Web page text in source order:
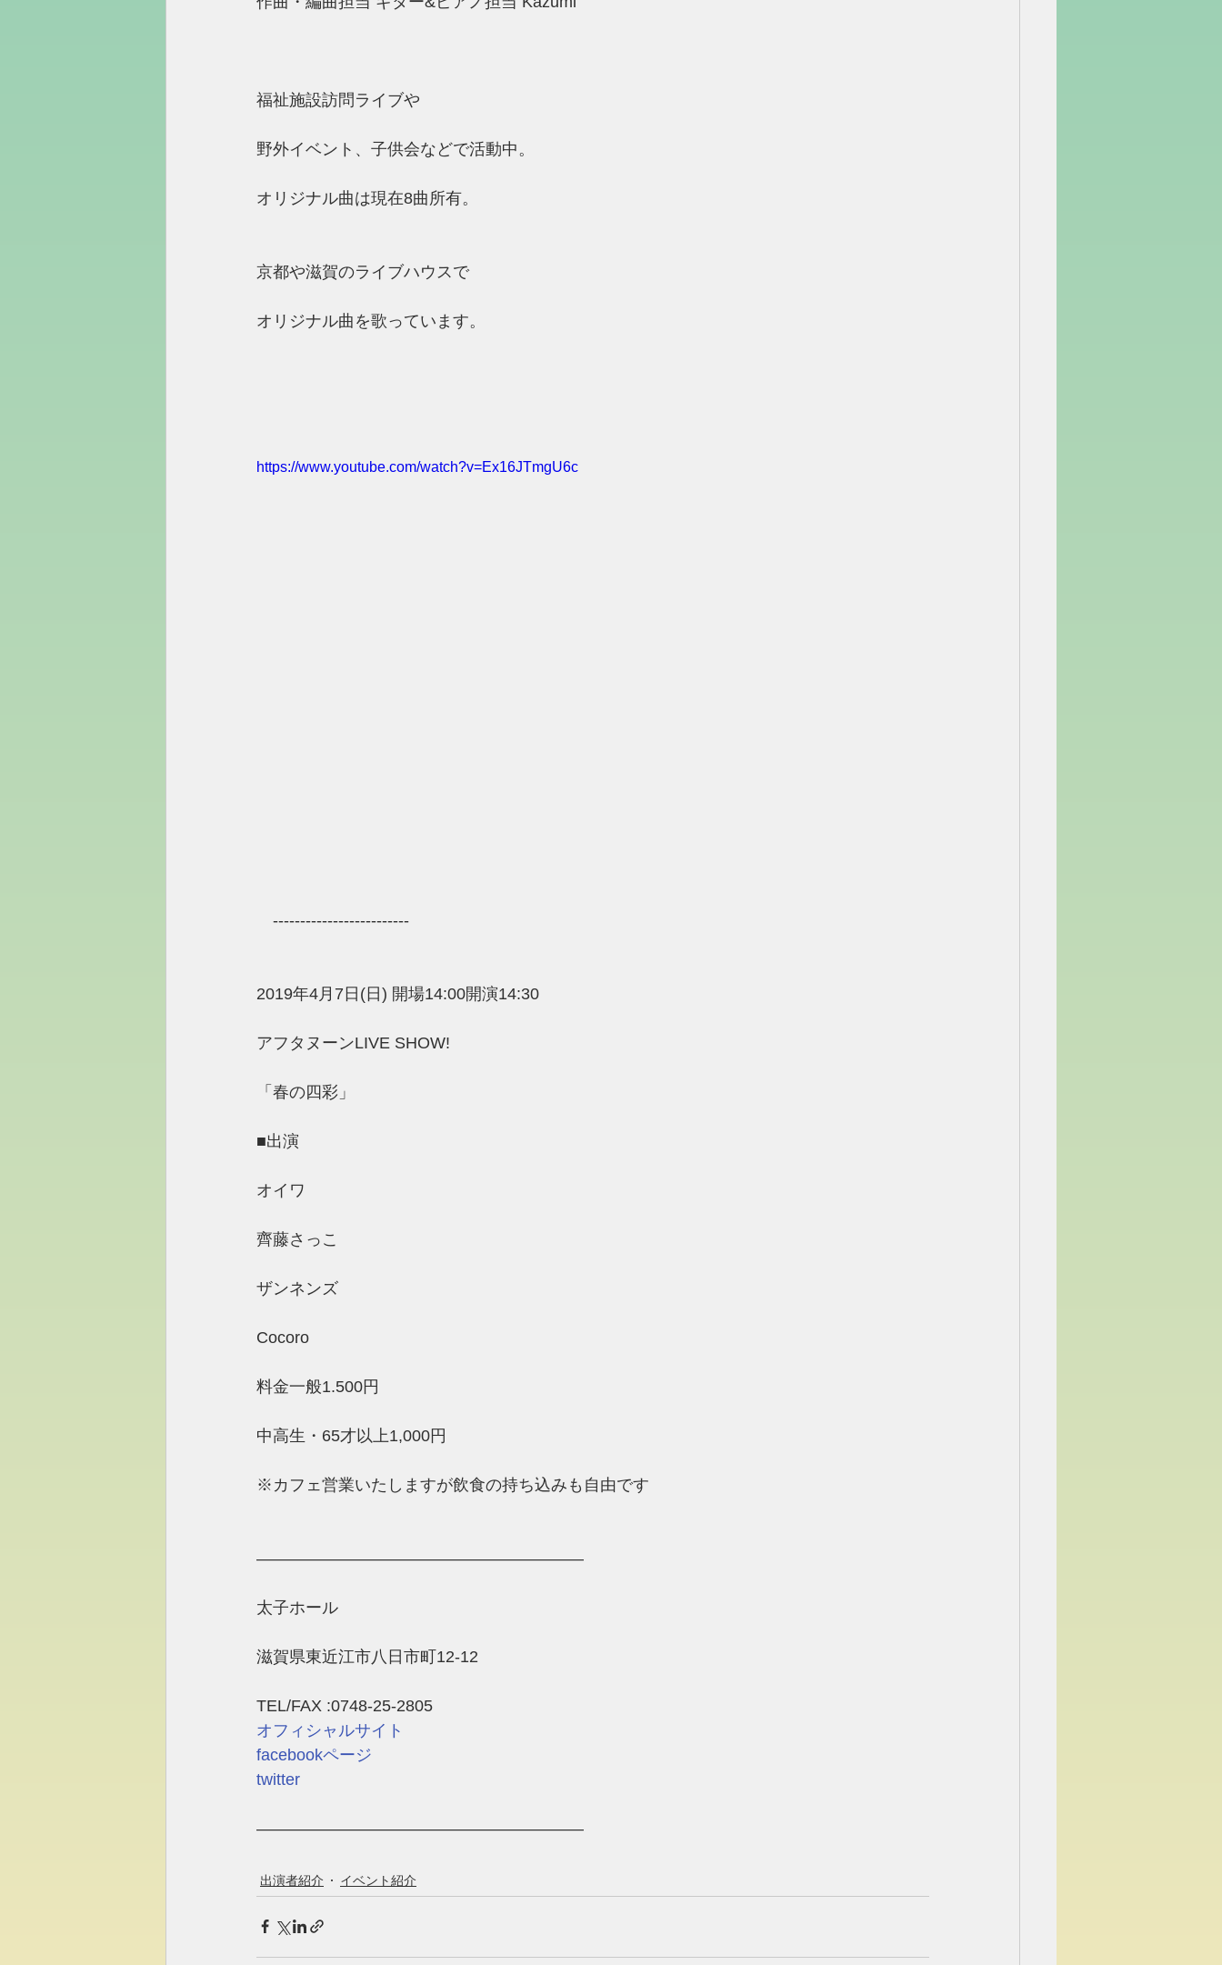
福祉施設訪問ライブや
野外イベント、子供会などで活動中。
オリジナル曲は現在8曲所有。
京都や滋賀のライブハウスで
オリジナル曲を歌っています。
https://www.youtube.com/watch?v=Ex16JTmgU6c
-------------------------
2019年4月7日(日) 開場14:00開演14:30
アフタヌーンLIVE SHOW!
「春の四彩」
■出演
オイワ
齊藤さっこ
ザンネンズ
Cocoro
料金一般1.500円
中高生・65才以上1,000円
※カフェ営業いたしますが飲食の持ち込みも自由です
――――――――――――――――――――
太子ホール
滋賀県東近江市八日市町12-12
TEL/FAX :0748-25-2805
オフィシャルサイト
facebookページ
twitter
――――――――――――――――――――
出演者紹介 イベント紹介